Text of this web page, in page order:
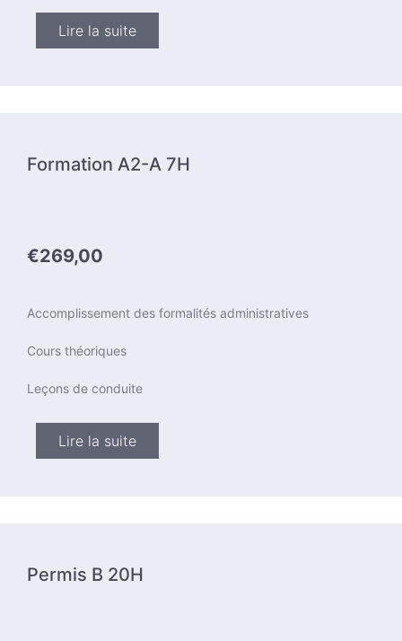
Lire la suite
Formation A2-A 7H
€269,00
Accomplissement des formalités administratives
Cours théoriques
Leçons de conduite
Lire la suite
Permis B 20H